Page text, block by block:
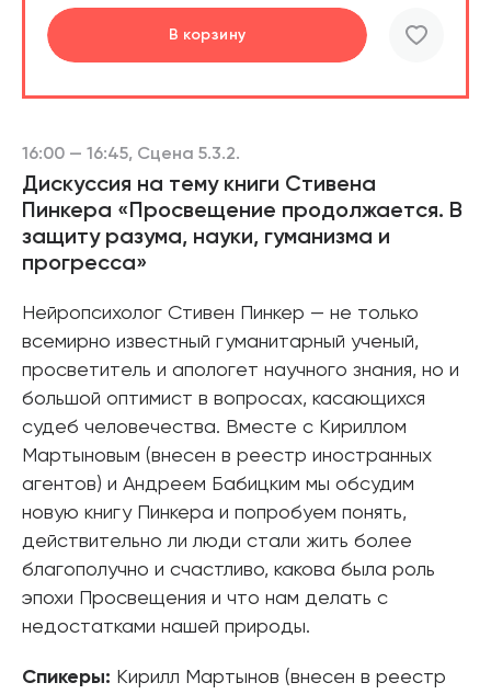
В корзину
В корзине
16:00 — 16:45, Сцена 5.3.2.
Дискуссия на тему книги Стивена
Пинкера «Просвещение продолжается. В
защиту разума, науки, гуманизма и
прогресса»
Нейропсихолог Стивен Пинкер — не только
всемирно известный гуманитарный ученый,
просветитель и апологет научного знания, но и
большой оптимист в вопросах, касающихся
судеб человечества. Вместе с Кириллом
Мартыновым (внесен в реестр иностранных
агентов) и Андреем Бабицким мы обсудим
новую книгу Пинкера и попробуем понять,
действительно ли люди стали жить более
благополучно и счастливо, какова была роль
эпохи Просвещения и что нам делать с
недостатками нашей природы.
Спикеры: Кирилл Мартынов (внесен в реестр